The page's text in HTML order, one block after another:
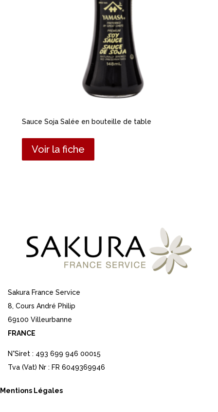
Sauce Soja Salée en bouteille de table
Voir la fiche
Sakura France Service
8, Cours André Philip
69100 Villeurbanne
FRANCE
N°Siret : 493 699 946 00015
Tva (Vat) Nr : FR 6049369946
Mentions Légales